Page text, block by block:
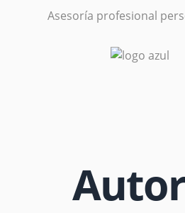
Asesoría profesional